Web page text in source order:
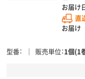
お届け
直
お届け
型番 販売単位 1個(1